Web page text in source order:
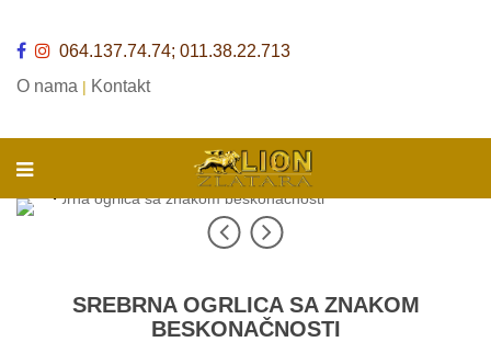
064.137.74.74; 011.38.22.713
O nama | Kontakt
SREBRNA OGRLICA SA ZNAKOM
BESKONAČNOSTI